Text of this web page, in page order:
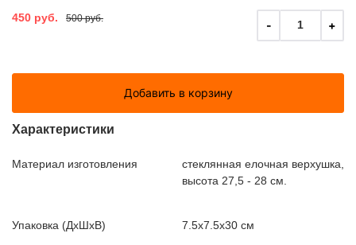
450 руб. 500 руб. - 1 +
Добавить в корзину
Характеристики
Материал изготовления
стеклянная елочная верхушка,
высота 27,5 - 28 см.
Упаковка (ДxШxВ) 7.5x7.5x30 см